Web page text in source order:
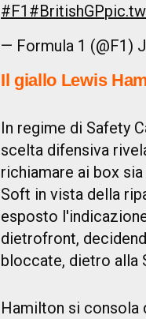
#F1 #BritishGP
— Formula 1 (@F1)
Il giallo Lewis
In regime di Safety
scelta difensiva
richiamare ai box
Soft in vista della
esposto
dietrofront,
bloccate, dietro alla
Hamilton si consola